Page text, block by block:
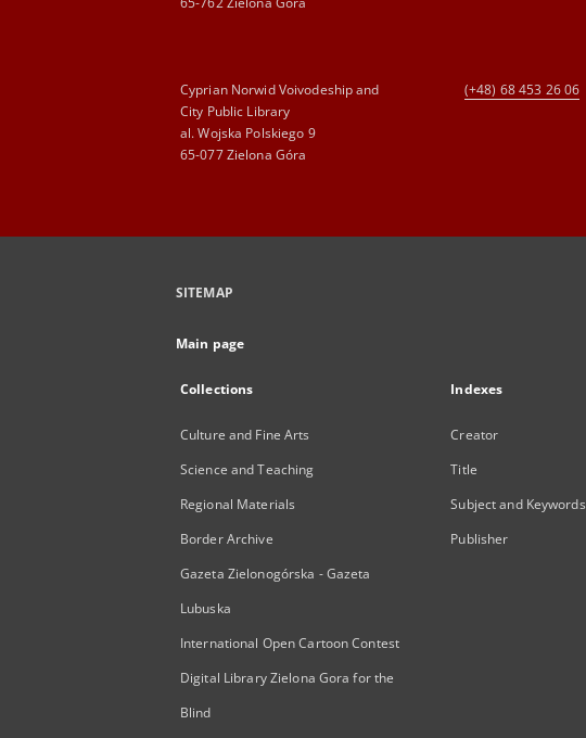
Cyprian Norwid Voivodeship and
City Public Library
al. Wojska Polskiego 9
65-077 Zielona Góra
(+48) 68 453 26 06
SITEMAP
Main page
Collections
Culture and Fine Arts
Science and Teaching
Regional Materials
Border Archive
Gazeta Zielonogórska - Gazeta
Lubuska
International Open Cartoon Contest
Digital Library Zielona Gora for the
Blind
Indexes
Creator
Title
Subject and Keywords
Publisher